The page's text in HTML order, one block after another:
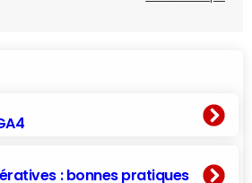
: bonnes pratiques